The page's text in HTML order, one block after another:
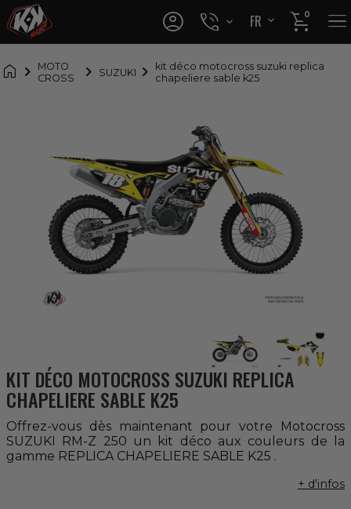
 
FR
EN

0 

MOTO
CROSS
SUZUKI
kit déco motocross suzuki replica
chapeliere sable k25
KIT DÉCO MOTOCROSS SUZUKI REPLICA
CHAPELIERE SABLE K25
Offrez-vous dès maintenant pour votre Motocross
SUZUKI RM-Z 250 un kit déco aux couleurs de la
gamme REPLICA CHAPELIERE SABLE K25 .
+ d'infos